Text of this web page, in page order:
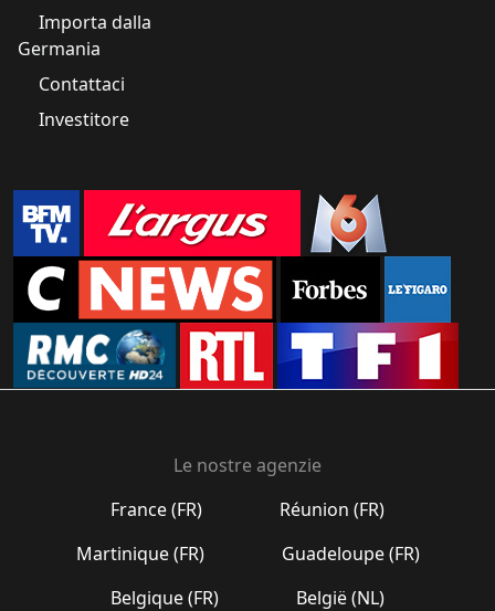
Importa dalla
Germania
Contattaci
Investitore
Le nostre agenzie
France (FR)
Réunion (FR)
Martinique (FR)
Guadeloupe (FR)
Belgique (FR)
België (NL)